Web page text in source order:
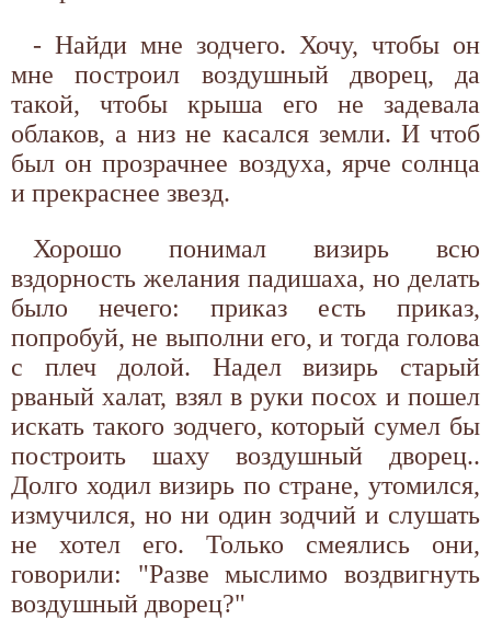
- Найди мне зодчего. Хочу, чтобы он
мне построил воздушный дворец, да
такой, чтобы крыша его не задевала
облаков, а низ не касался земли. И чтоб
был он прозрачнее воздуха, ярче солнца
и прекраснее звезд.
Хорошо понимал визирь всю
вздорность желания падишаха, но делать
было нечего: приказ есть приказ,
попробуй, не выполни его, и тогда голова
с плеч долой. Надел визирь старый
рваный халат, взял в руки посох и пошел
искать такого зодчего, который сумел бы
построить шаху воздушный дворец..
Долго ходил визирь по стране, утомился,
измучился, но ни один зодчий и слушать
не хотел его. Только смеялись они,
говорили: "Разве мыслимо воздвигнуть
воздушный дворец?"